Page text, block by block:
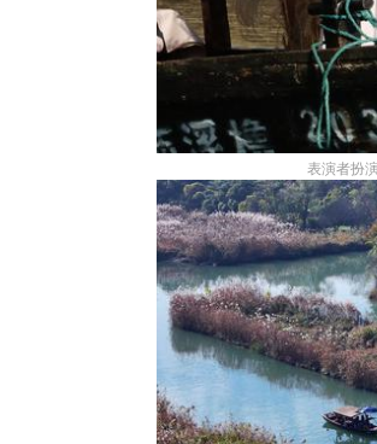
表演者扮